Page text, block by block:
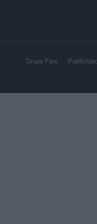
Grupo Faro Publicidad